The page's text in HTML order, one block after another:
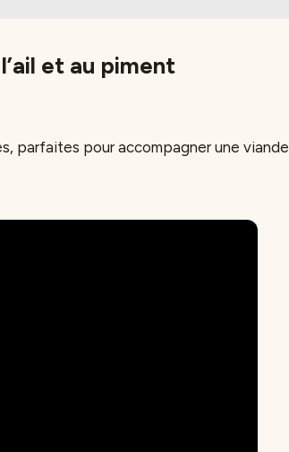
et au piment
parfaites pour accompagner une viande